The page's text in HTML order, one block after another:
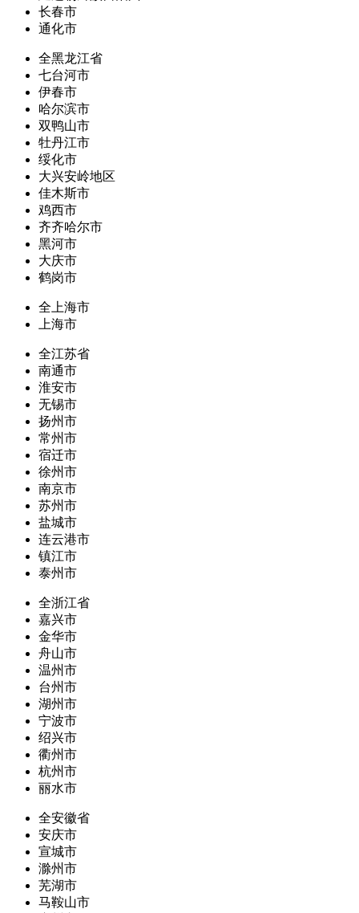
长春市
通化市
全黑龙江省
七台河市
伊春市
哈尔滨市
双鸭山市
牡丹江市
绥化市
大兴安岭地区
佳木斯市
鸡西市
齐齐哈尔市
黑河市
大庆市
鹤岗市
全上海市
上海市
全江苏省
南通市
淮安市
无锡市
扬州市
常州市
宿迁市
徐州市
南京市
苏州市
盐城市
连云港市
镇江市
泰州市
全浙江省
嘉兴市
金华市
舟山市
温州市
台州市
湖州市
宁波市
绍兴市
衢州市
杭州市
丽水市
全安徽省
安庆市
宣城市
滁州市
芜湖市
马鞍山市